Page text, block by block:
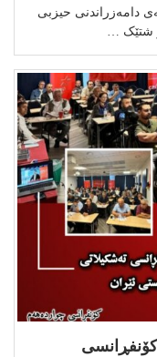
ساڵی ١٤٠٤، یادی ٤٢ ساڵەی دامەزراندنی حیزبی
شتێک …